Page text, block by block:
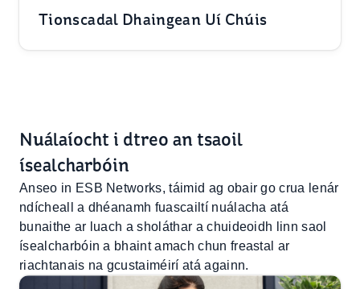
Tionscadal Dhaingean Uí Chúis
Nuálaíocht i dtreo an tsaoil
ísealcharbóin
Anseo in ESB Networks, táimid ag obair go crua lenár
ndícheall a dhéanamh fuascailtí nuálacha atá
bunaithe ar luach a sholáthar a chuideoidh linn saol
ísealcharbóin a bhaint amach chun freastal ar
riachtanais na gcustaiméirí atá againn.